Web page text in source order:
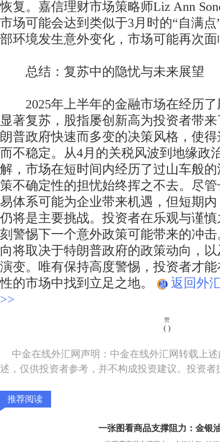
恢复。嘉信理财市场策略师Liz Ann
市场可能会达到类似于3月时的“自满
部环境发生意外变化，市场可能再次
总结：复苏中的隐忧与未来展望
2025年上半年的金融市场在经历了
显著复苏，股指屡创新高为投资者带
朗普政府快速而多变的决策风格，使
而不稳定。从4月的关税风波到地缘政
解，市场在短时间内经历了过山车般
策不确定性的担忧始终挥之不去。尽
易体系可能为企业带来机遇，但短期
仍将是主要挑战。投资者在乐观与谨
刻警惕下一个意外政策可能带来的冲
向将取决于特朗普政府的政策动向，
演变。唯有保持高度警惕，投资者才
性的市场中找到立足之地。
返回外
>>
赞
( )
中金在线外汇网声明：中金在线外汇网转载上
述，仅供投资者参考，并不构成投资建议。投资
推荐阅读